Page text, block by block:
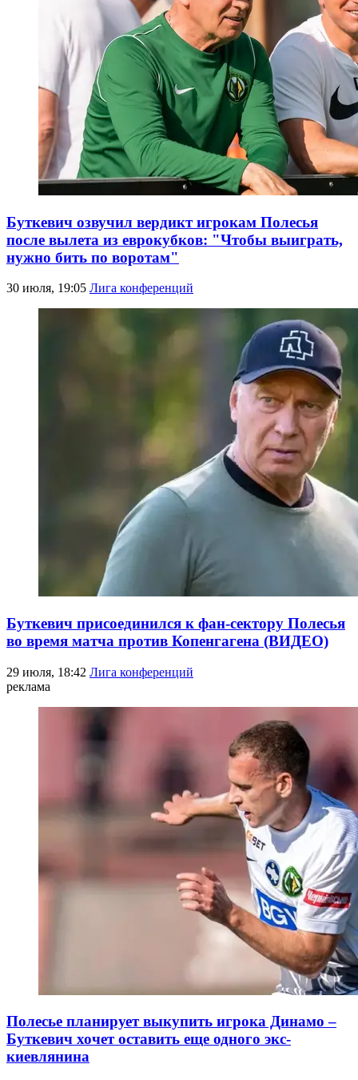
Буткевич озвучил вердикт игрокам Полесья
после вылета из еврокубков: "Чтобы выиграть,
нужно бить по воротам"
30 июля, 19:05 Лига конференций
Буткевич присоединился к фан-сектору Полесья
во время матча против Копенгагена (ВИДЕО)
29 июля, 18:42 Лига конференций
реклама
Полесье планирует выкупить игрока Динамо –
Буткевич хочет оставить еще одного экс-
киевлянина